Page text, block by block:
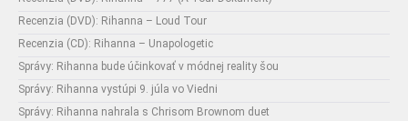
Recenzia (DVD): Rihanna – Loud Tour
Recenzia (CD): Rihanna – Unapologetic
Správy: Rihanna bude účinkovať v módnej reality šou
Správy: Rihanna vystúpi 9. júla vo Viedni
Správy: Rihanna nahrala s Chrisom Brownom duet